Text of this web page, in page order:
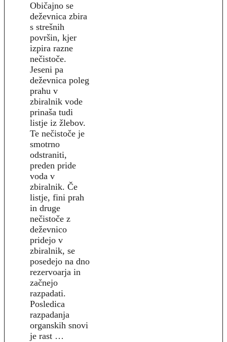
Običajno se
deževnica zbira
s strešnih
površin, kjer
izpira razne
nečistoče.
Jeseni pa
deževnica poleg
prahu v
zbiralnik vode
prinaša tudi
listje iz žlebov.
Te nečistoče je
smotrno
odstraniti,
preden pride
voda v
zbiralnik. Če
listje, fini prah
in druge
nečistoče z
deževnico
pridejo v
zbiralnik, se
posedejo na dno
rezervoarja in
začnejo
razpadati.
Posledica
razpadanja
organskih snovi
je rast …